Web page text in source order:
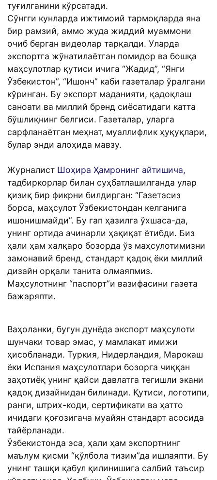
туғилганини кўрсатади.
Сўнгги кунларда ижтимоий тармоқларда яна
бир рамзий, аммо жуда жиддий муаммони
очиб берган видеолар тарқалди. Уларда
экспортга жўнатилаётган помидор ва бошқа
маҳсулотлар қутиси ичига “Жадид”, “Янги
Ўзбекистон”, “Ишонч” каби газеталар ўралгани
кўринган. Бу экспорт маданияти, қадоқлаш
саноати ва миллий бренд сиёсатидаги катта
бўшлиқнинг белгиси. Газеталар, уларга
сарфланаётган меҳнат, муаллифлик ҳуқуқлари,
булар энди алоҳида мавзу.
Журналист Шоҳира Ҳамронинг айтишича,
тадбиркорлар билан суҳбатлашилганда улар
қизиқ бир фикрни билдирган: “Газетасиз
борса, маҳсулот Ўзбекистондан келганига
ишонишмайди”. Бу гап ҳазилга ўхшаса-да,
унинг ортида ачинарли ҳақиқат ётибди. Биз
ҳали ҳам халқаро бозорда ўз маҳсулотимизни
замонавий бренд, стандарт қадоқ ёки миллий
дизайн орқали танита олмаяпмиз.
Маҳсулотнинг “паспорт”и вазифасини газета
бажаряпти.
Ваҳоланки, бугун дунёда экспорт маҳсулоти
шунчаки товар эмас, у мамлакат имижи
ҳисобланади. Туркия, Нидерландия, Марокаш
ёки Испания маҳсулотлари бозорга чиққан
заҳотиёқ унинг қайси давлатга тегишли экани
қадоқ дизайнидан билинади. Қутиси, логотипи,
ранги, штрих-коди, сертификати ва ҳатто
ичидаги қоғозигача муайян стандарт асосида
тайёрланади.
Ўзбекистонда эса, ҳали ҳам экспортнинг
маълум қисми “қўлбола тизим”да ишлаяпти. Бу
унинг ташқи қабул қилинишига салбий таъсир